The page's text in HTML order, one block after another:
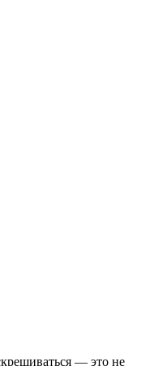
— это не